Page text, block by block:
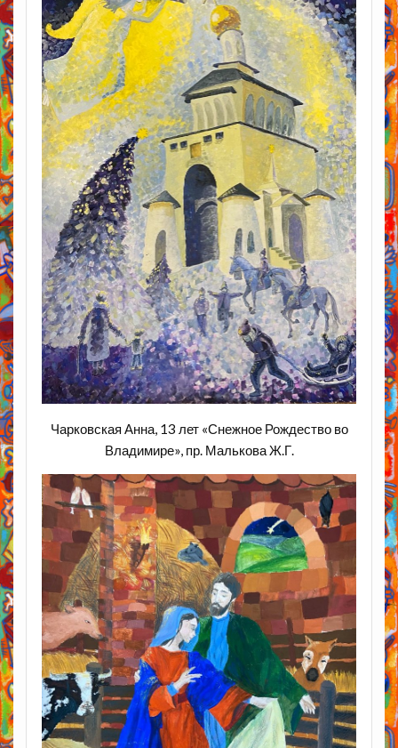
Чарковская Анна, 13 лет «Снежное Рождество во
Владимире», пр. Малькова Ж.Г.